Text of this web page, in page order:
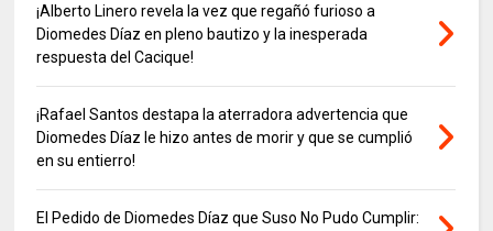
¡Alberto Linero revela la vez que regañó furioso a
Diomedes Díaz en pleno bautizo y la inesperada
respuesta del Cacique!
¡Rafael Santos destapa la aterradora advertencia que
Diomedes Díaz le hizo antes de morir y que se cumplió
en su entierro!
El Pedido de Diomedes Díaz que Suso No Pudo Cumplir: